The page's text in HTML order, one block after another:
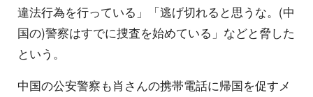
違法行為を行っている」「逃げ切れると思うな。(中
国の)警察はすでに捜査を始めている」などと脅した
という。
中国の公安警察も肖さんの携帯電話に帰国を促すメ